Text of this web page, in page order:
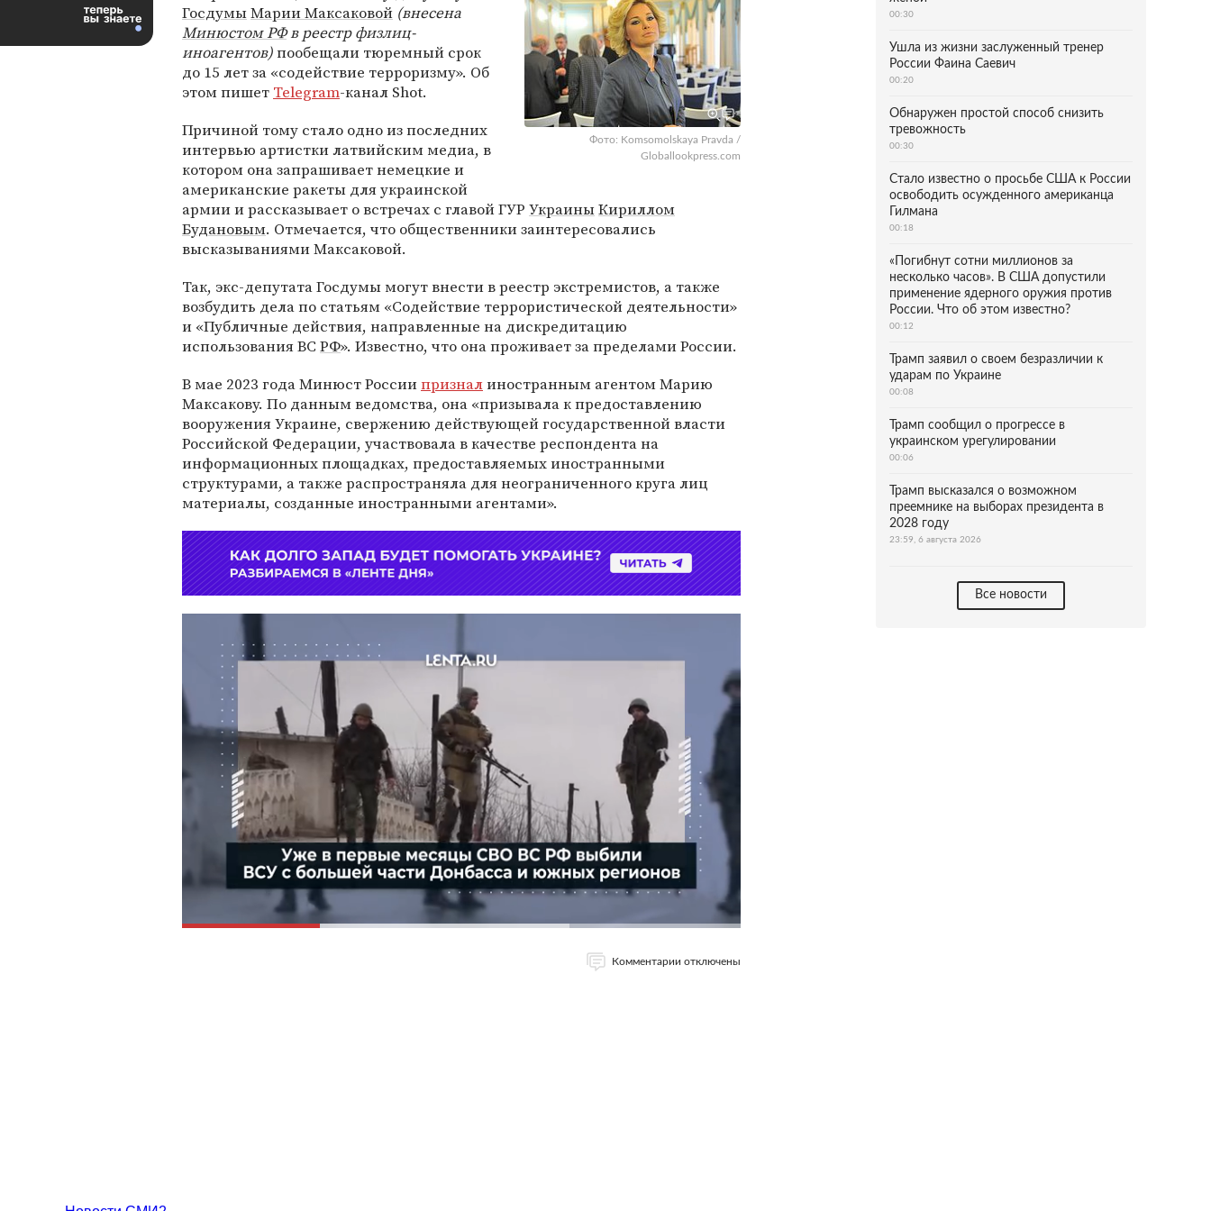
Фото: Komsomolskaya Pravda /
Globallookpress.com
ГосдумыМарии Максаковой (внесена
Минюстом РФв реестр физлиц-
иноагентов)пообещали тюремный срок
до 15 лет за «содействие терроризму». Об
этом пишет Telegram-канал Shot.
Причиной тому стало одно из последних
интервью артистки латвийским медиа, в
котором она запрашивает немецкие и
американские ракеты для украинской
армии и рассказывает о встречах с главой ГУР УкраиныКириллом
Будановым. Отмечается, что общественники заинтересовались
высказываниями Максаковой.
Так, экс-депутата Госдумы могут внести в реестр экстремистов, а также
возбудить дела по статьям «Содействие террористической деятельности»
и «Публичные действия, направленные на дискредитацию
использования ВС РФ». Известно, что она проживает за пределами России.
В мае 2023 года Минюст Россиипризналиностранным агентом Марию
Максакову. По данным ведомства, она «призывала к предоставлению
вооружения Украине, свержению действующей государственной власти
Российской Федерации, участвовала в качестве респондента на
информационных площадках, предоставляемых иностранными
структурами, а также распространяла для неограниченного круга лиц
материалы, созданные иностранными агентами».
Комментарии отключены
00:30
Ушла из жизни заслуженный тренер
России Фаина Саевич
00:20
Обнаружен простой способ снизить
тревожность
00:30
Стало известно о просьбе США к России
освободить осужденного американца
Гилмана
00:18
«Погибнут сотни миллионов за
несколько часов». В США допустили
применение ядерного оружия против
России. Что об этом известно?
00:12
Трамп заявил о своем безразличии к
ударам по Украине
00:08
Трамп сообщил о прогрессе в
украинском урегулировании
00:06
Трамп высказался о возможном
преемнике на выборах президента в
2028 году
23:59, 6 августа 2026
Все новости